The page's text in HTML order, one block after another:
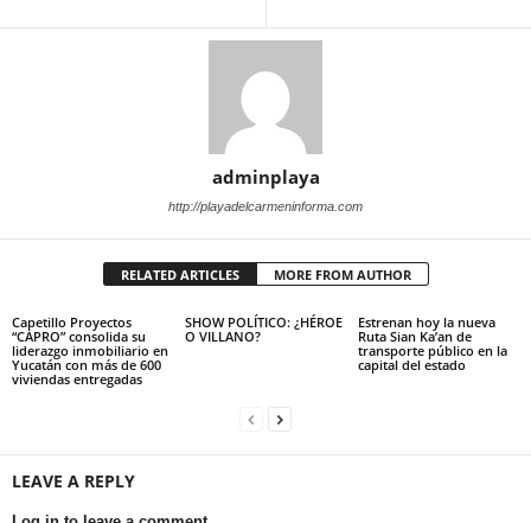
adminplaya
http://playadelcarmeninforma.com
RELATED ARTICLES MORE FROM AUTHOR
Capetillo Proyectos
“CAPRO” consolida su
liderazgo inmobiliario en
Yucatán con más de 600
viviendas entregadas
SHOW POLÍTICO: ¿HÉROE
O VILLANO?
Estrenan hoy la nueva
Ruta Sian Ka’an de
transporte público en la
capital del estado
LEAVE A REPLY